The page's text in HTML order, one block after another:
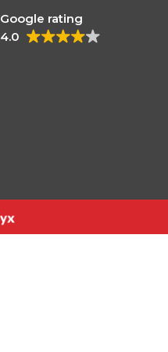
Google rating
4.0